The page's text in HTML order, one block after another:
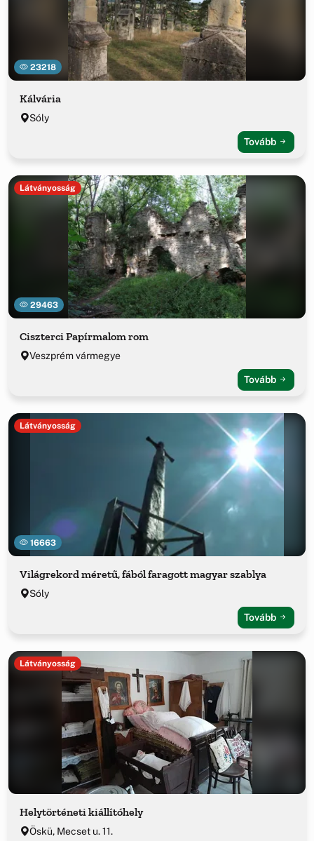
23218
Kálvária
Sóly
Tovább
29463
Látványosság
Ciszterci Papírmalom rom
Veszprém vármegye
Tovább
16663
Látványosság
Világrekord méretű, fából faragott magyar szablya
Sóly
Tovább
Látványosság
Helytörténeti kiállítóhely
Öskü, Mecset u. 11.